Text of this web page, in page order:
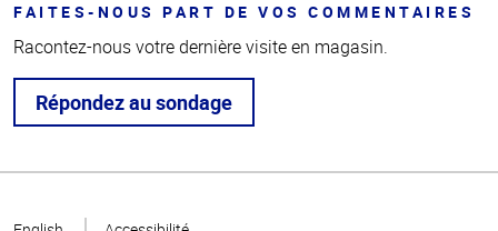
FAITES-NOUS PART DE VOS COMMENTAIRES
Racontez-nous votre dernière visite en magasin.
Répondez au sondage